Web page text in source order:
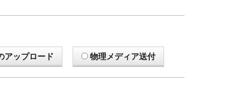
アップロード 物理メディア送付